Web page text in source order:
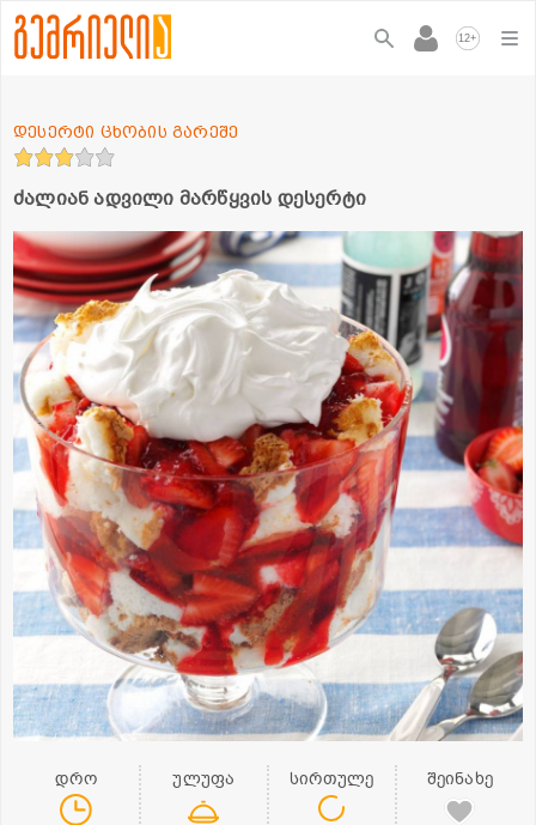
12+
ძალიან ადვილი მარწყვის დესერტი
დესერტი ცხობის გარეშე
დრო ულუფა სირთულე შეინახე